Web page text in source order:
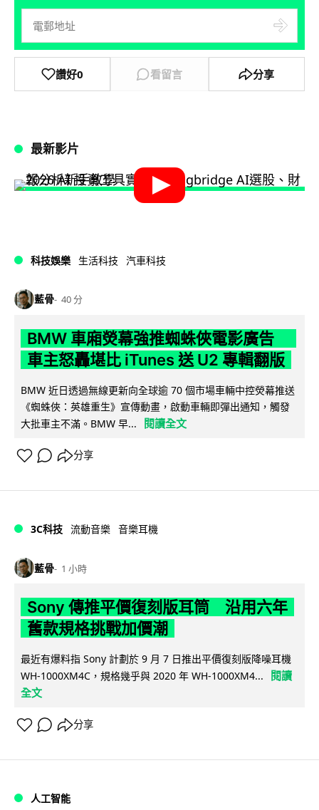
讚好0 看留言 分享
最新影片
科技娛樂 生活科技 汽車科技
藍骨 40 分
BMW 車廂熒幕強推蜘蛛俠電影廣告
車主怒轟堪比 iTunes 送 U2 專輯翻版
BMW 近日透過無線更新向全球逾 70 個市場車輛中控熒幕推送
《蜘蛛俠：英雄重生》宣傳動畫，啟動車輛即彈出通知，觸發
大批車主不滿。BMW 早...
閱讀全文
分享
3C科技 流動音樂 音樂耳機
藍骨 1 小時
Sony 傳推平價復刻版耳筒 沿用六年
舊款規格挑戰加價潮
最近有爆料指 Sony 計劃於 9 月 7 日推出平價復刻版降噪耳機
WH-1000XM4C，規格幾乎與 2020 年 WH-1000XM4...
閱讀
全文
分享
人工智能